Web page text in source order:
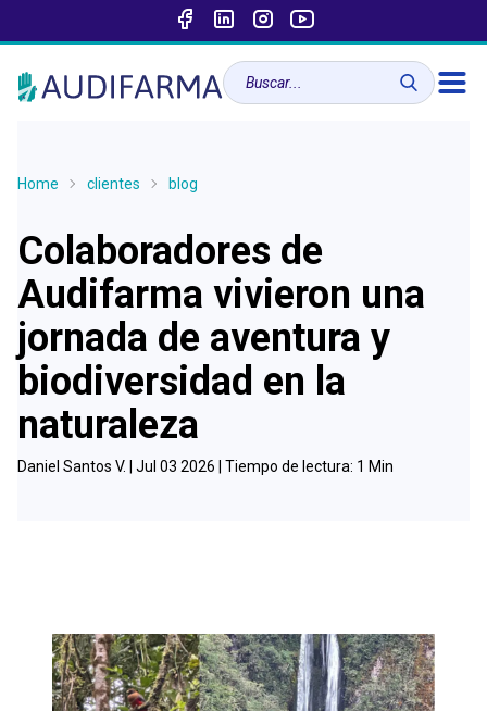
Home clientes blog
Colaboradores de
Audifarma vivieron una
jornada de aventura y
biodiversidad en la
naturaleza
Daniel Santos V. | Jul 03 2026 | Tiempo de lectura: 1 Min